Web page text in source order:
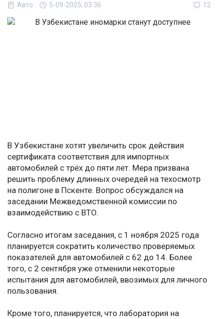
Авто 5-09-2025, 03:36 12
В Узбекистане хотят увеличить срок действия
сертификата соответствия для импортных
автомобилей с трёх до пяти лет. Мера призвана
решить проблему длинных очередей на техосмотр
на полигоне в Пскенте. Вопрос обсуждался на
заседании Межведомственной комиссии по
взаимодействию с ВТО.
Согласно итогам заседания, с 1 ноября 2025 года
планируется сократить количество проверяемых
показателей для автомобилей с 62 до 14. Более
того, с 2 сентября уже отменили некоторые
испытания для автомобилей, ввозимых для личного
пользования.
Кроме того, планируется, что лаборатория на